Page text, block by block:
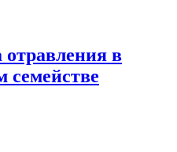
в
семействе